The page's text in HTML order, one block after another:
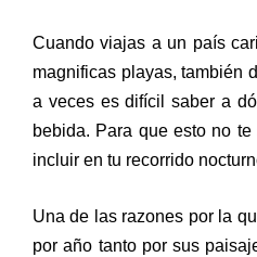
Cuando viajas a un país
magnificas playas, también
a veces es difícil saber a
bebida. Para que esto no
incluir en tu recorrido
Una de las razones por la
por año tanto por sus